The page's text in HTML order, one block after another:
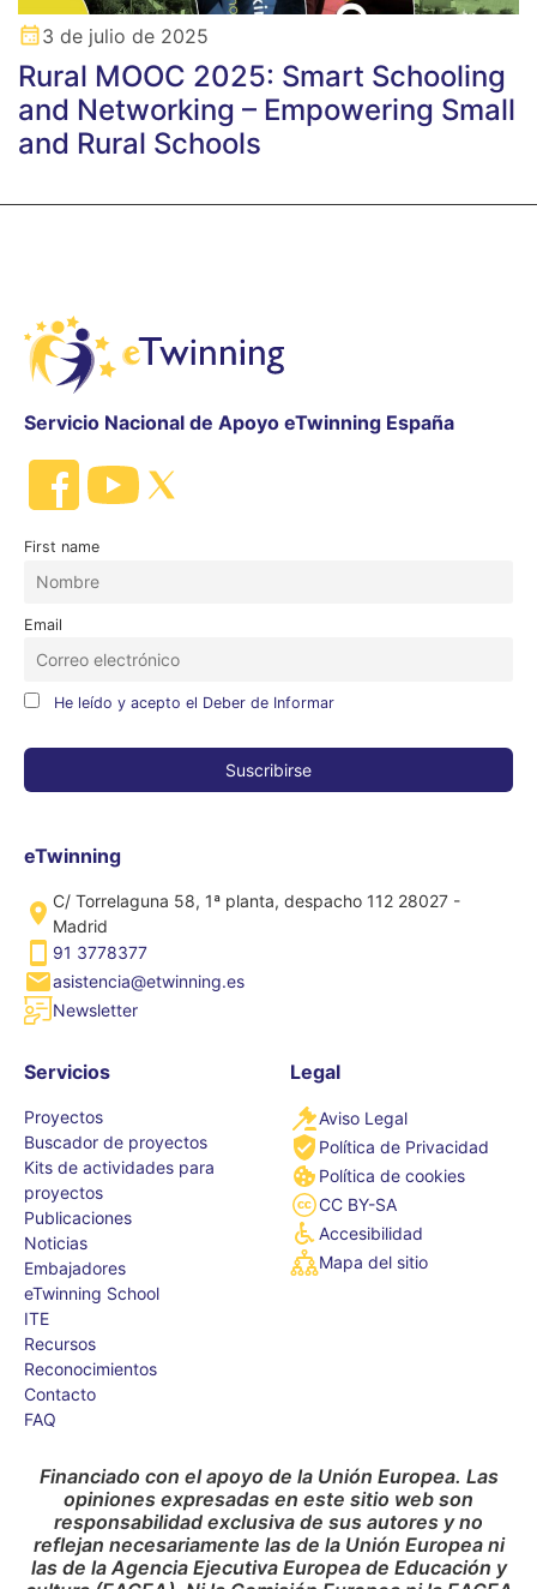
3 de julio de 2025
Rural MOOC 2025: Smart Schooling
and Networking – Empowering Small
and Rural Schools
Servicio Nacional de Apoyo eTwinning España
First name
Email
He leído y acepto el Deber de Informar
eTwinning
C/ Torrelaguna 58, 1ª planta, despacho 112 28027 -
Madrid
91 3778377
asistencia@etwinning.es
Newsletter
Servicios
Proyectos
Buscador de proyectos
Kits de actividades para
proyectos
Publicaciones
Noticias
Embajadores
eTwinning School
ITE
Recursos
Reconocimientos
Contacto
FAQ
Legal
Aviso Legal
Política de Privacidad
Política de cookies
CC BY-SA
Accesibilidad
Mapa del sitio
Financiado con el apoyo de la Unión Europea. Las
opiniones expresadas en este sitio web son
responsabilidad exclusiva de sus autores y no
reflejan necesariamente las de la Unión Europea ni
las de la Agencia Ejecutiva Europea de Educación y